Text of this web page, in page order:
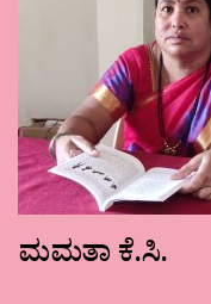
ಮಮತಾ ಕೆ.ಸಿ.